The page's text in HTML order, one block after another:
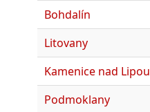
Bohdalín
Litovany
Kamenice nad Lipou
Podmoklany